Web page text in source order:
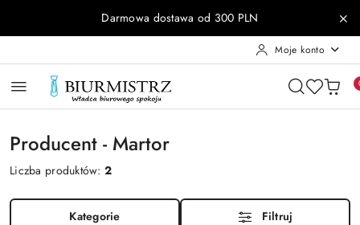
Przejdź do treści głównej
Przejdź do wyszukiwarki
Przejdź do moje konto
Przejdź do menu głównego
Przejdź do stopkiDarmowa dostawa od 300 PLN
Moje konto
Producent - Martor
Liczba produktów:2
Kategorie Filtruj